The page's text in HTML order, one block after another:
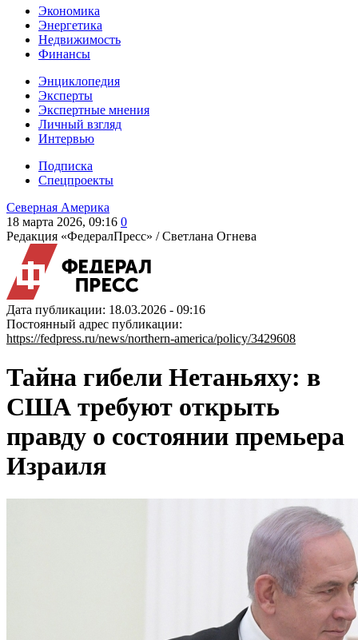
Экономика
Энергетика
Недвижимость
Финансы
Энциклопедия
Эксперты
Экспертные мнения
Личный взгляд
Интервью
Подписка
Спецпроекты
Северная Америка
18 марта 2026, 09:16 0
Редакция «ФедералПресс» /Светлана Огнева
Дата публикации: 18.03.2026 - 09:16
Постоянный адрес публикации:
https://fedpress.ru/news/northern-america/policy/3429608
Тайна гибели Нетаньяху: в
США требуют открыть
правду о состоянии премьера
Израиля